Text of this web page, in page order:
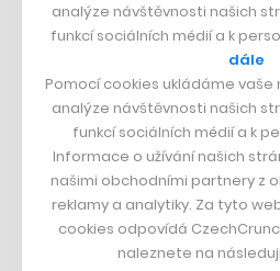
Boční projekt, co se zvrtnul
Francouzský šéfkuchař na
Dva golfisti, co pečou
DESIGN
Bomma není tichá
Originální hodinky
Nábytek z betonu
analýze návštěvnosti našich
funkcí sociálních médií a k
dále
Pomocí cookies ukládáme
analýze návštěvnosti našich
funkcí sociálních médií a k
Informace o užívání našich
našimi obchodními partnery z
reklamy a analytiky. Za tyto
cookies odpovídá
naleznete na